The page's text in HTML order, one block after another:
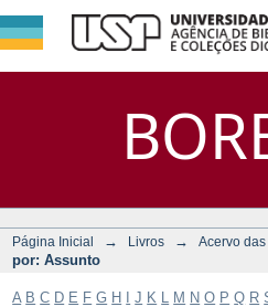
Assunto
DSpace/
Página Inicial → Livros → Acervo
por: Assunto
A B C D E F G H J K M N O P Q R